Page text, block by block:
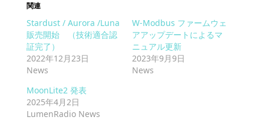
関連
Stardust / Aurora /Luna
販売開始 （技術適合認
証完了）
2022年12月23日
News
W-Modbus ファームウェ
アアップデートによるマ
ニュアル更新
2023年9月9日
News
MoonLite2 発表
2025年4月2日
LumenRadio News